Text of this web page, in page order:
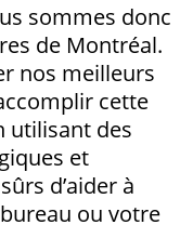
sommes donc
de Montréal.
nos meilleurs
cette
utilisant des
et
d’aider à
ou votre